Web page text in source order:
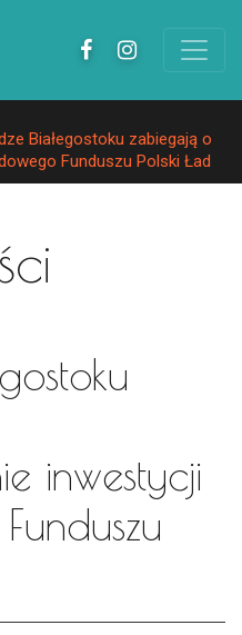
Białegostoku zabiegają o
Funduszu Polski Ład
inwestycji